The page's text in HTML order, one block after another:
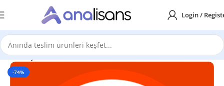
Login /
Ana Sayfa Office Lisansları Office 2021
-74%